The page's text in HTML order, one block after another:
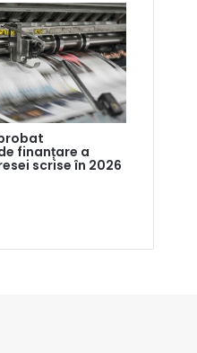
finanțare a
scrise în 2026